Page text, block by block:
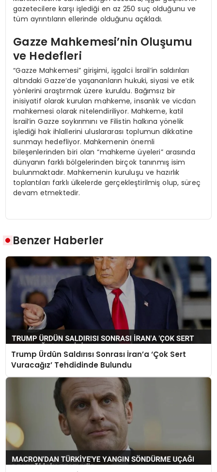
gazetecilere karşı işlediği en az 250 suç olduğunu ve
tüm ayrıntıların ellerinde olduğunu açıkladı.
Gazze Mahkemesi’nin Oluşumu
ve Hedefleri
“Gazze Mahkemesi” girişimi, işgalci İsrail’in saldırıları
altındaki Gazze’de yaşananların hukuki, siyasi ve etik
yönlerini araştırmak üzere kuruldu. Bağımsız bir
inisiyatif olarak kurulan mahkeme, insanlık ve vicdan
mahkemesi olarak nitelendiriliyor. Mahkeme, katil
İsrail’in Gazze soykırımını ve Filistin halkına yönelik
işlediği hak ihlallerini uluslararası toplumun dikkatine
sunmayı hedefliyor. Mahkemenin önemli
bileşenlerinden biri olan “mahkeme üyeleri” arasında
dünyanın farklı bölgelerinden birçok tanınmış isim
bulunmaktadır. Mahkemenin kuruluşu ve hazırlık
toplantıları farklı ülkelerde gerçekleştirilmiş olup, süreç
devam etmektedir.
Benzer Haberler
Trump Ürdün Saldırısı Sonrası İran’a ‘Çok Sert
Vuracağız’ Tehdidinde Bulundu